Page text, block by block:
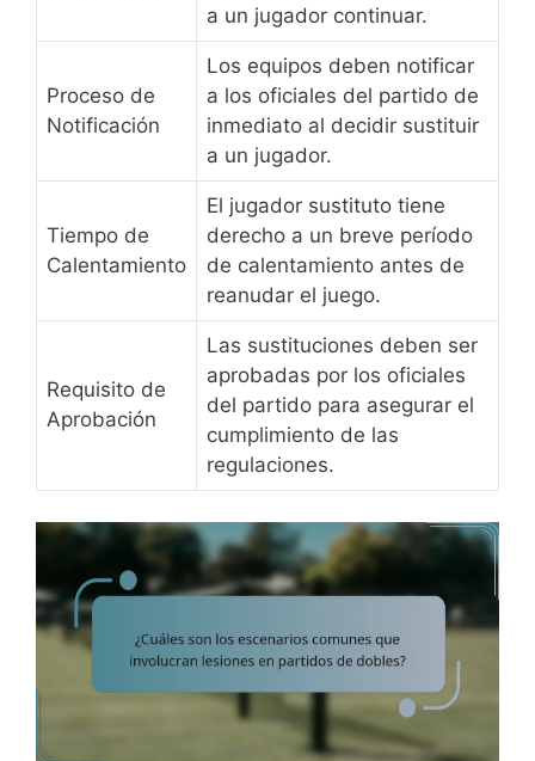
a un jugador continuar.
Proceso de
Notificación
Los equipos deben notificar
a los oficiales del partido de
inmediato al decidir sustituir
a un jugador.
Tiempo de
Calentamiento
El jugador sustituto tiene
derecho a un breve período
de calentamiento antes de
reanudar el juego.
Requisito de
Aprobación
Las sustituciones deben ser
aprobadas por los oficiales
del partido para asegurar el
cumplimiento de las
regulaciones.